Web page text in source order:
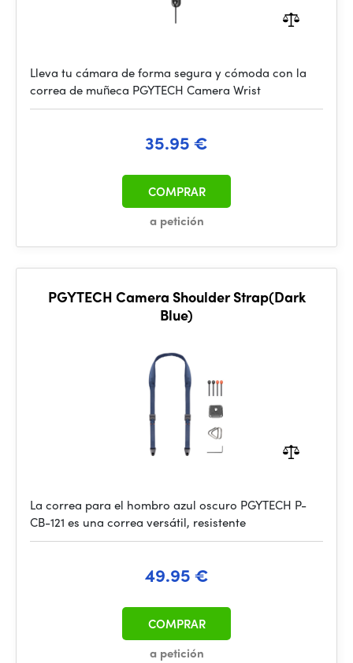
Lleva tu cámara de forma segura y cómoda con la
correa de muñeca PGYTECH Camera Wrist
35.95 €
a petición
COMPRAR
PGYTECH Camera Shoulder Strap(Dark
Blue)
La correa para el hombro azul oscuro PGYTECH P-
CB-121 es una correa versátil, resistente
49.95 €
a petición
COMPRAR